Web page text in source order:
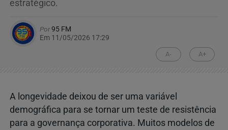
estratégico.
Por95 FM
Em 11/05/2026 17:29
A- A+
A longevidade deixou de ser uma variável
demográfica para se tornar um teste de resistência
para a governança corporativa. Muitos modelos de